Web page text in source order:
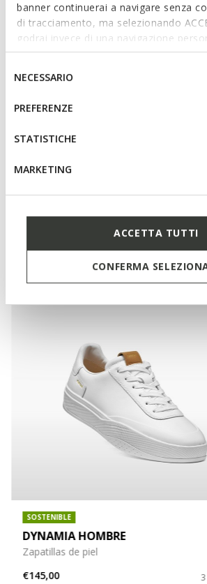
banner continuerai a navigare senza
di tracciamento, ma selezionando
godrai invece di una navigazione
base dei tuoi gusti ed interessi.
IMPOSTAZIONI potrai anche
altri strumenti di tracciamento
informazioni o per modificare in
tue impostazioni, visita la nostra
consenso
NECESSARIO
PREFERENZE
STATISTICHE
MARKETING
ACCETTA TUTTI
CONFERMA
Características
Materiales
Te podría interesar
SOSTENIBLE
DYNAMIA HOMBRE
Zapatillas de piel
€145,00
3